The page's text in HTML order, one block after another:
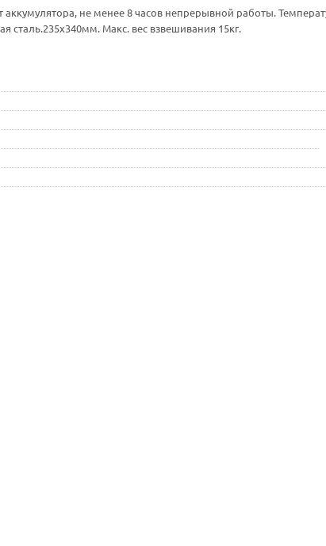
не менее 8 часов непрерывной работы.
Макс. вес взвешивания 15кг.